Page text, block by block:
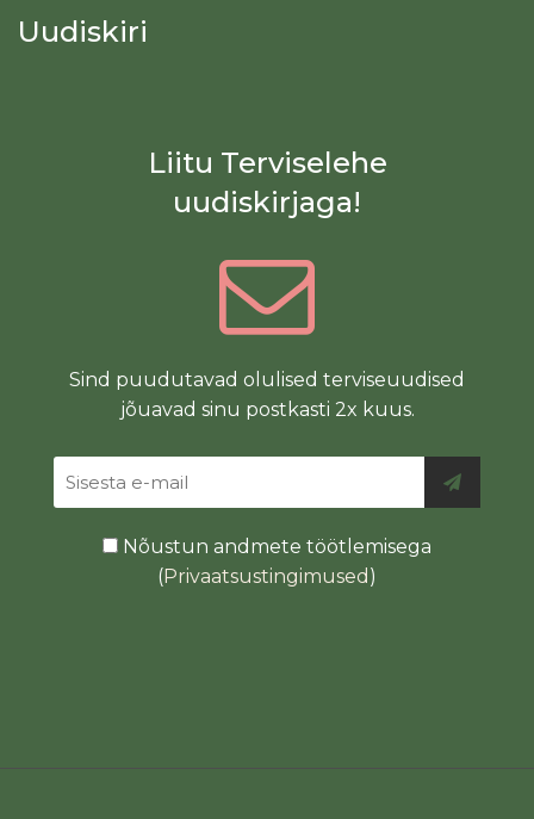
Uudiskiri
Liitu Terviselehe
uudiskirjaga!
Sind puudutavad olulised terviseuudised
jõuavad sinu postkasti 2x kuus.
Nõustun andmete töötlemisega
(Privaatsustingimused )